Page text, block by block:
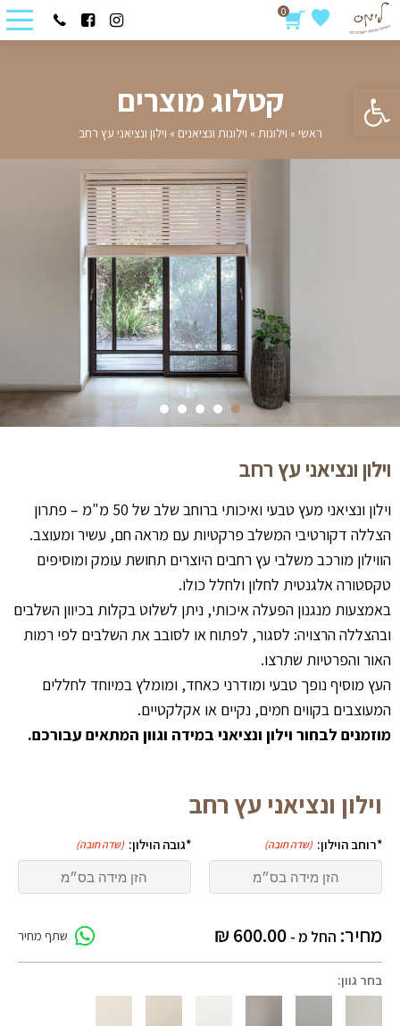
פתח סרגל נגישות
0
קטלוג מוצרים
ראשי » וילונות » וילונות ונציאנים » וילון ונציאני עץ רחב
וילון ונציאני עץ רחב
*רוחב הוילון: (שדה חובה) *גובה הוילון: (שדה חובה)
מחיר: החל מ - 600.00
₪ שתף מחיר
בחר גוון:
וילון ונציאני עץ רחב
וילון ונציאני מעץ טבעי ואיכותי ברוחב שלב של 50 מ"מ – פתרון
הצללה דקורטיבי המשלב פרקטיות עם מראה חם, עשיר ומעוצב.
הווילון מורכב משלבי עץ רחבים היוצרים תחושת עומק ומוסיפים
טקסטורה אלגנטית לחלון ולחלל כולו.
באמצעות מנגנון הפעלה איכותי, ניתן לשלוט בקלות בכיוון השלבים
ובהצללה הרצויה: לסגור, לפתוח או לסובב את השלבים לפי רמות
האור והפרטיות שתרצו.
העץ מוסיף נופך טבעי ומודרני כאחד, ומומלץ במיוחד לחללים
המעוצבים בקווים חמים, נקיים או אקלקטיים.
מוזמנים לבחור וילון ונציאני במידה וגוון המתאים עבורכם.